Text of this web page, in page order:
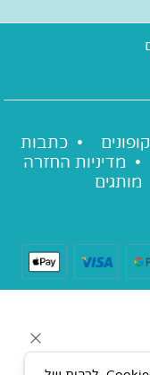
קופונים • כתבות
• מדיניות החזרה
מותגים